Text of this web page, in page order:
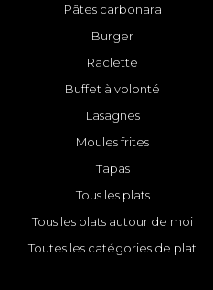
Pâtes carbonara
Burger
Raclette
Buffet à volonté
Lasagnes
Moules frites
Tapas
Tous les plats
Tous les plats autour de moi
Toutes les catégories de plat